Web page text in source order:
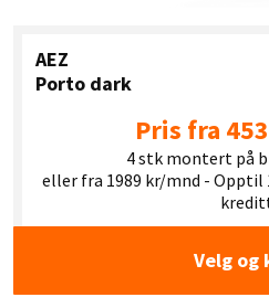
AEZ
Porto dark
Pris fra
4 stk montert på
eller fra 1989 kr/mnd - Opptil
Velg og